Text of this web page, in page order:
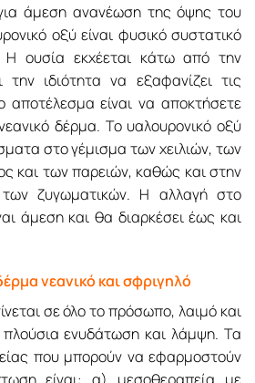
για άμεση ανανέωση της όψης του
οξύ είναι φυσικό συστατικό
ουσία εκχέεται κάτω από την
την ιδιότητα να εξαφανίζει τις
αποτέλεσμα είναι να αποκτήσετε
δέρμα. Το υαλουρονικό οξύ
στο γέμισμα των χειλιών, των
και των παρειών, καθώς και στην
ζυγωματικών. Η αλλαγή στο
άμεση και θα διαρκέσει έως και
νεανικό και σφριγηλό
σε όλο το πρόσωπο, λαιμό και
πλούσια ενυδάτωση και λάμψη. Τα
που μπορούν να εφαρμοστούν